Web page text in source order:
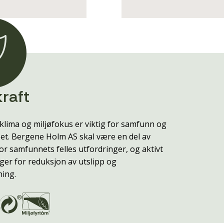
og miljøfokus er viktig for samfunn og
Bergene Holm AS skal være en del av
samfunnets felles utfordringer, og aktivt
for reduksjon av utslipp og